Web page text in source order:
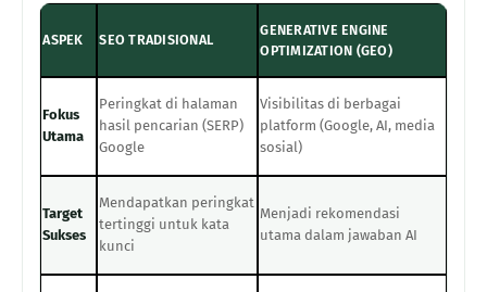
ASPEK SEO TRADISIONAL
GENERATIVE ENGINE
OPTIMIZATION (GEO)
Fokus
Utama
Peringkat di halaman
hasil pencarian (SERP)
Google
Visibilitas di berbagai
platform (Google, AI, media
sosial)
Target
Sukses
Mendapatkan peringkat
tertinggi untuk kata
kunci
Menjadi rekomendasi
utama dalam jawaban AI